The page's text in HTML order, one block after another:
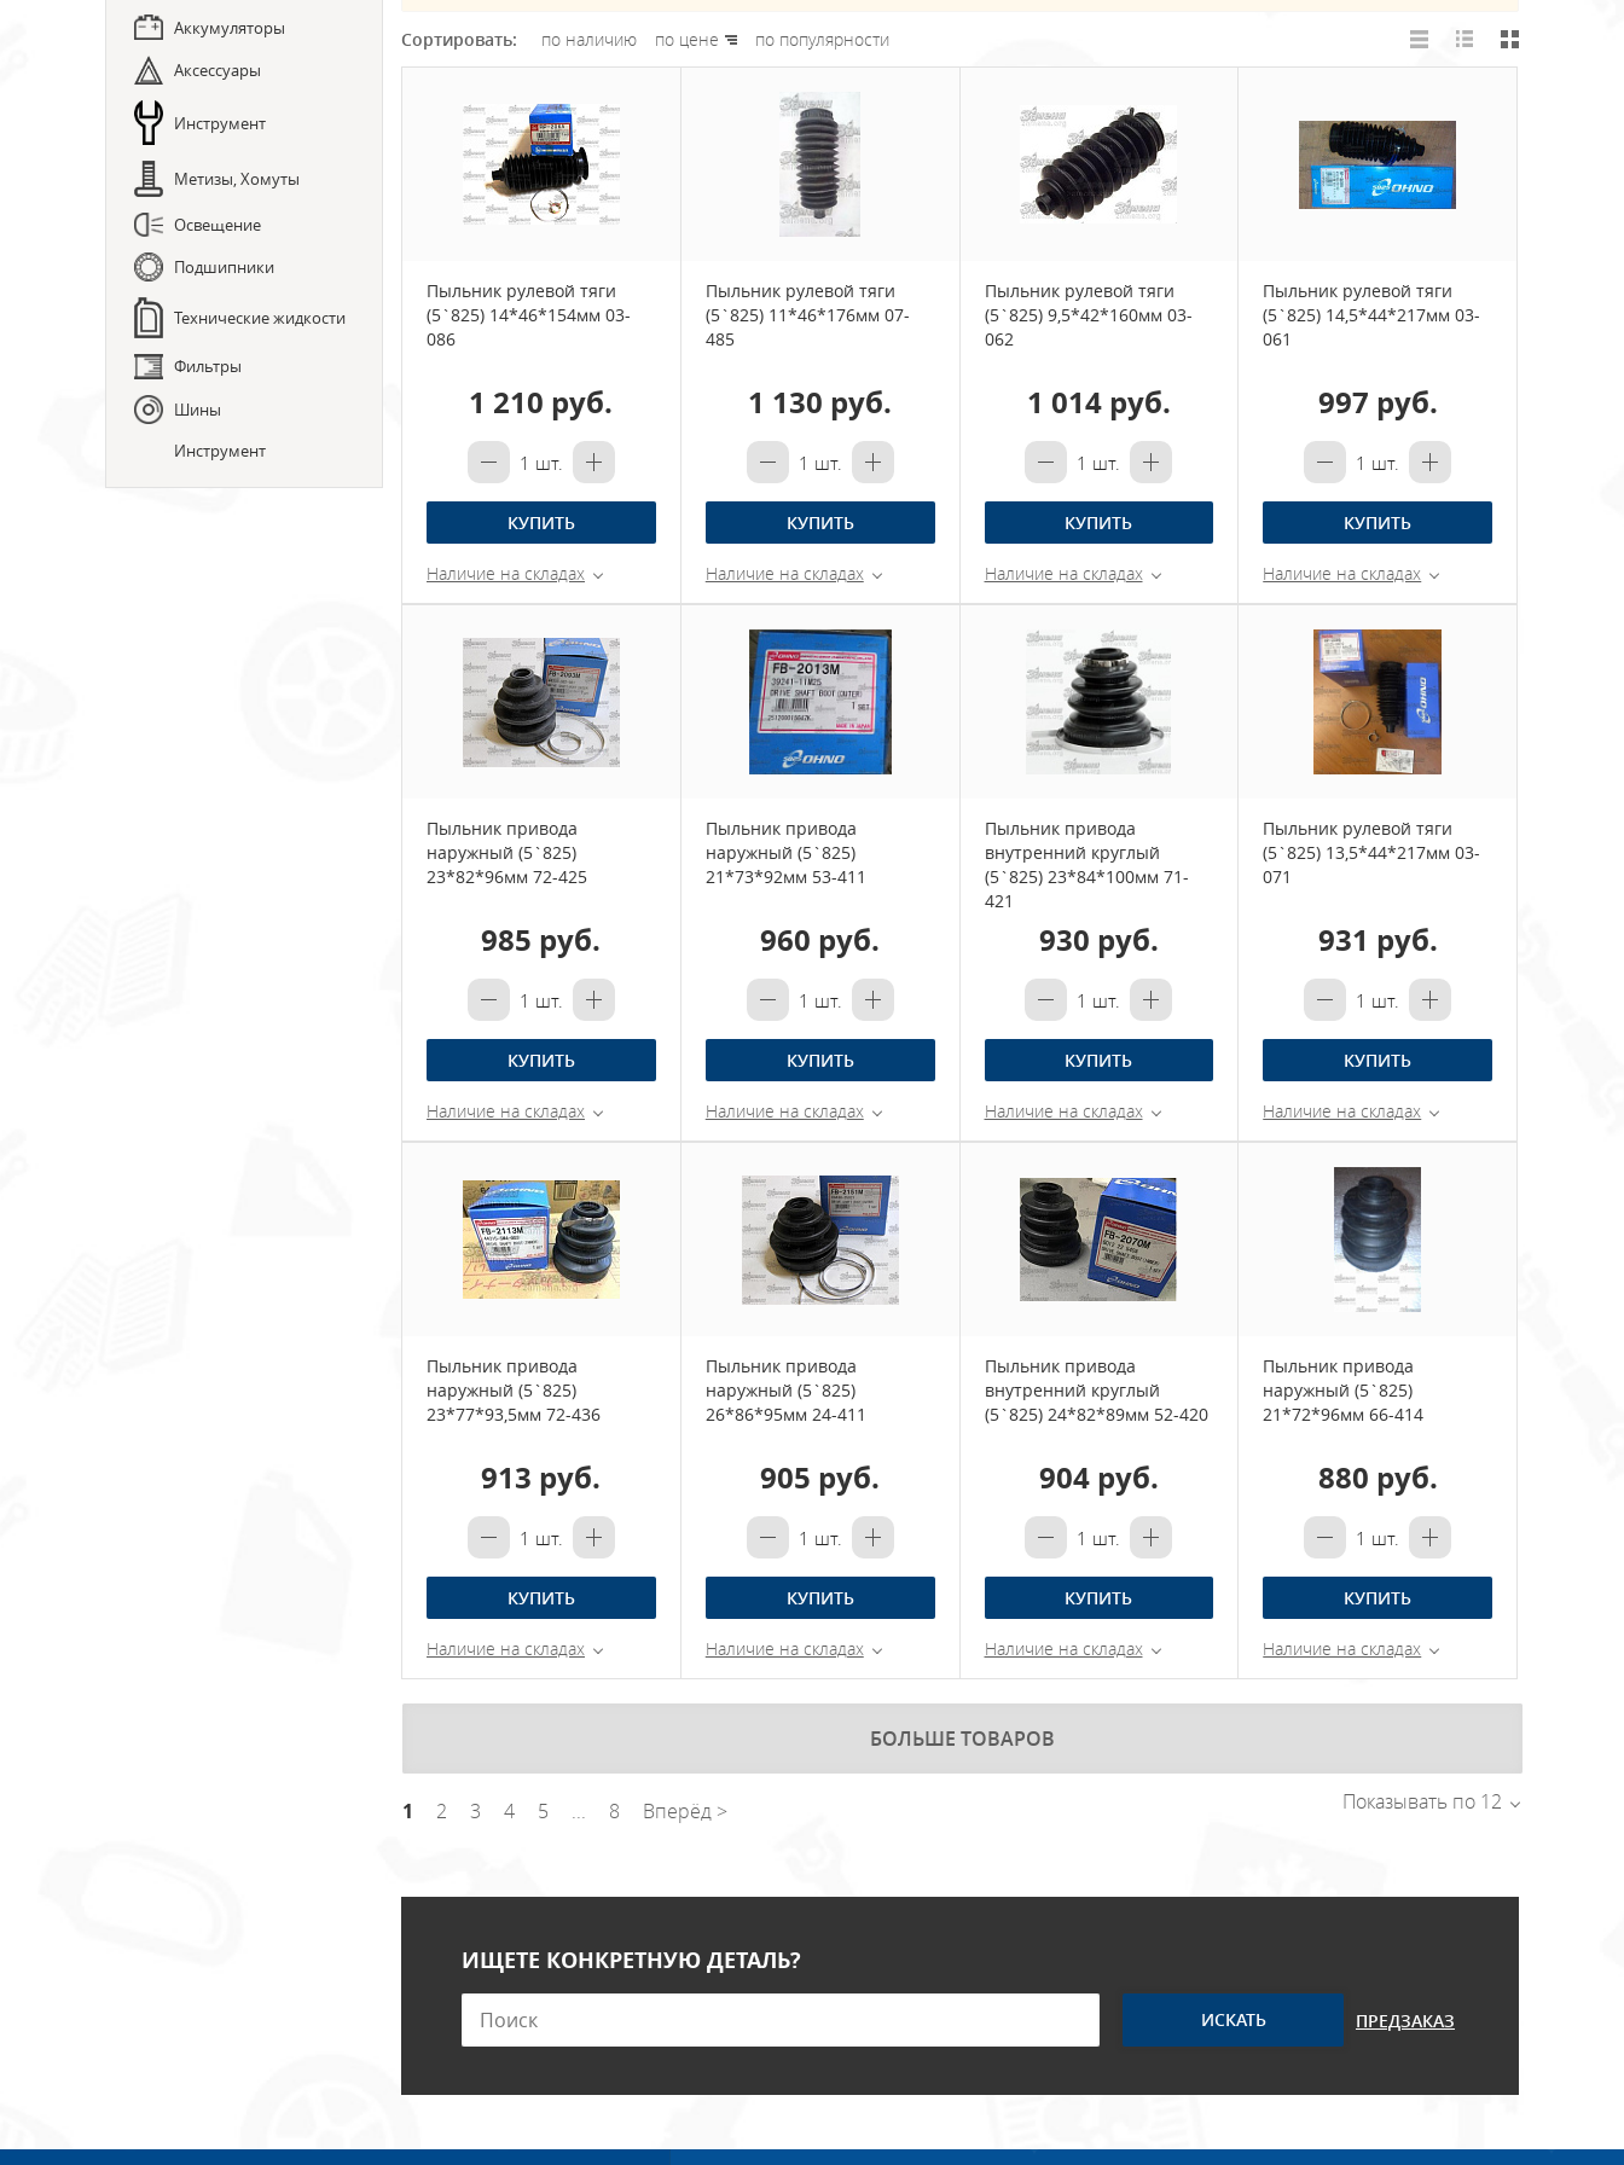
Аккумуляторы
Аксессуары
Инструмент
Метизы, Хомуты
Освещение
Подшипники
Технические жидкости
Фильтры
Шины
Инструмент
Сортировать: по наличию по цене по популярности
Пыльник рулевой тяги
(5`825) 14*46*154мм 03-
086
1 210 руб.
1 шт.
КУПИТЬ
Наличие на складах
Пыльник рулевой тяги
(5`825) 11*46*176мм 07-
485
1 130 руб.
1 шт.
КУПИТЬ
Наличие на складах
Пыльник рулевой тяги
(5`825) 9,5*42*160мм 03-
062
1 014 руб.
1 шт.
КУПИТЬ
Наличие на складах
Пыльник рулевой тяги
(5`825) 14,5*44*217мм 03-
061
997 руб.
1 шт.
КУПИТЬ
Наличие на складах
Пыльник привода
наружный (5`825)
23*82*96мм 72-425
985 руб.
1 шт.
КУПИТЬ
Наличие на складах
Пыльник привода
наружный (5`825)
21*73*92мм 53-411
960 руб.
1 шт.
КУПИТЬ
Наличие на складах
Пыльник привода
внутренний круглый
(5`825) 23*84*100мм 71-
421
930 руб.
1 шт.
КУПИТЬ
Наличие на складах
Пыльник рулевой тяги
(5`825) 13,5*44*217мм 03-
071
931 руб.
1 шт.
КУПИТЬ
Наличие на складах
Пыльник привода
наружный (5`825)
23*77*93,5мм 72-436
913 руб.
1 шт.
КУПИТЬ
Наличие на складах
Пыльник привода
наружный (5`825)
26*86*95мм 24-411
905 руб.
1 шт.
КУПИТЬ
Наличие на складах
Пыльник привода
внутренний круглый
(5`825) 24*82*89мм 52-420
904 руб.
1 шт.
КУПИТЬ
Наличие на складах
Пыльник привода
наружный (5`825)
21*72*96мм 66-414
880 руб.
1 шт.
КУПИТЬ
Наличие на складах
БОЛЬШЕ ТОВАРОВ
1 2 3 4 5 ... 8 Вперёд > Показывать по 12
ИЩЕТЕ КОНКРЕТНУЮ ДЕТАЛЬ?
ПРЕДЗАКАЗ